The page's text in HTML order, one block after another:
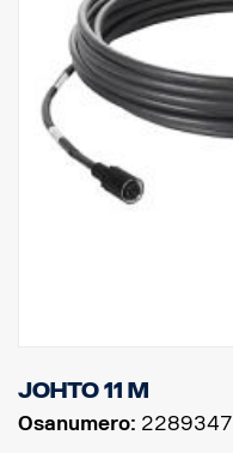
Johto 11 m
Osanumero: 2289347